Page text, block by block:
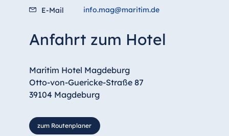
E-Mail
info.mag@maritim.de
Anfahrt zum Hotel
Maritim Hotel Magdeburg
Otto-von-Guericke-Straße 87
39104 Magdeburg
zum Routenplaner